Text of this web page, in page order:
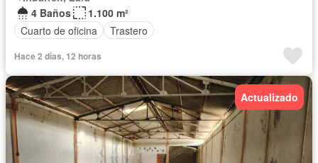
4 Baños
1.100 m²
Cuarto de oficina
Trastero
Hace 2 días, 12 horas
Actualizado